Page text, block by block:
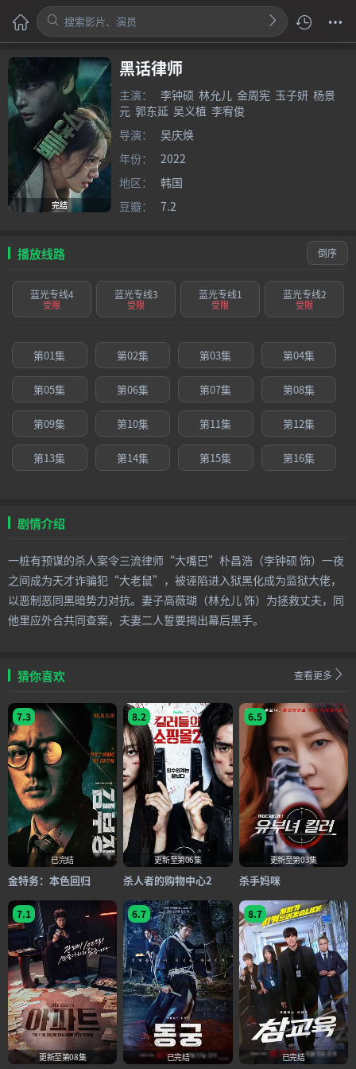
完结
黑话律师
主演： 李钟硕 林允儿 金周宪 玉子妍 杨景
元 郭东延 吴义植 李宥俊
导演：
吴庆焕
年份：
2022
地区：
韩国
豆瓣：
7.2
播放线路 倒序
蓝光专线4
受限
蓝光专线3
受限
蓝光专线1
受限
蓝光专线2
受限
第01集 第02集 第03集 第04集
第05集 第06集 第07集 第08集
第09集 第10集 第11集 第12集
第13集 第14集 第15集 第16集
剧情介绍
一桩有预谋的杀人案令三流律师“大嘴巴”朴昌浩（李钟硕 饰）一夜
之间成为天才诈骗犯“大老鼠”，被诬陷进入狱黑化成为监狱大佬，
以恶制恶同黑暗势力对抗。妻子高薇瑚（林允儿 饰）为拯救丈夫，同
他里应外合共同查案，夫妻二人誓要揭出幕后黑手。
猜你喜欢 查看更多
7.3
已完结
金特务：本色回归
8.2
更新至第06集
杀人者的购物中心2
6.5
更新至第03集
杀手妈咪
7.1
更新至第08集
6.7
已完结
8.7
已完结